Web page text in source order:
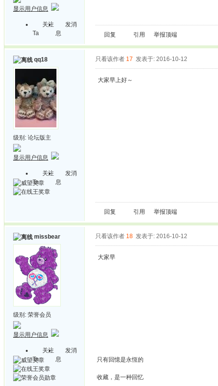
显示用户信息
关注
Ta
发消
息
回复 引用 举报顶端
qq18
级别: 论坛版主
显示用户信息
关注
Ta
发消
息
只看该作者 17 发表于: 2016-10-12
大家早上好～
回复 引用 举报顶端
missbear
级别: 荣誉会员
显示用户信息
关注
Ta
发消
息
只看该作者 18 发表于: 2016-10-12
大家早
只有回憶是永恆的
收藏，是一种回忆